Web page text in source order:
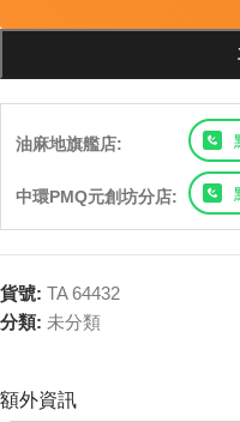
油麻地旗艦店:
中環PMQ元創坊分店:
貨號: TA 64432
分類: 未分類
額外資訊